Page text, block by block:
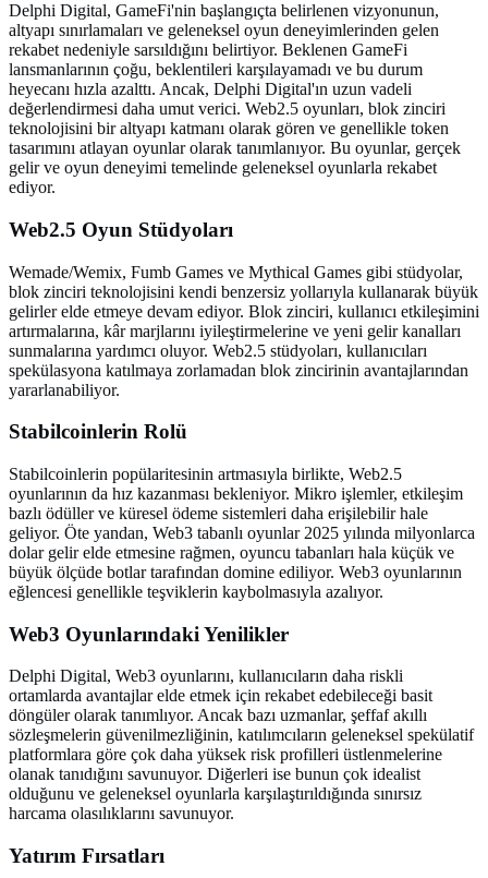
Delphi Digital, GameFi'nin başlangıçta belirlenen vizyonunun,
altyapı sınırlamaları ve geleneksel oyun deneyimlerinden gelen
rekabet nedeniyle sarsıldığını belirtiyor. Beklenen GameFi
lansmanlarının çoğu, beklentileri karşılayamadı ve bu durum
heyecanı hızla azalttı. Ancak, Delphi Digital'ın uzun vadeli
değerlendirmesi daha umut verici. Web2.5 oyunları, blok zinciri
teknolojisini bir altyapı katmanı olarak gören ve genellikle token
tasarımını atlayan oyunlar olarak tanımlanıyor. Bu oyunlar, gerçek
gelir ve oyun deneyimi temelinde geleneksel oyunlarla rekabet
ediyor.
Web2.5 Oyun Stüdyoları
Wemade/Wemix, Fumb Games ve Mythical Games gibi stüdyolar,
blok zinciri teknolojisini kendi benzersiz yollarıyla kullanarak büyük
gelirler elde etmeye devam ediyor. Blok zinciri, kullanıcı etkileşimini
artırmalarına, kâr marjlarını iyileştirmelerine ve yeni gelir kanalları
sunmalarına yardımcı oluyor. Web2.5 stüdyoları, kullanıcıları
spekülasyona katılmaya zorlamadan blok zincirinin avantajlarından
yararlanabiliyor.
Stabilcoinlerin Rolü
Stabilcoinlerin popülaritesinin artmasıyla birlikte, Web2.5
oyunlarının da hız kazanması bekleniyor. Mikro işlemler, etkileşim
bazlı ödüller ve küresel ödeme sistemleri daha erişilebilir hale
geliyor. Öte yandan, Web3 tabanlı oyunlar 2025 yılında milyonlarca
dolar gelir elde etmesine rağmen, oyuncu tabanları hala küçük ve
büyük ölçüde botlar tarafından domine ediliyor. Web3 oyunlarının
eğlencesi genellikle teşviklerin kaybolmasıyla azalıyor.
Web3 Oyunlarındaki Yenilikler
Delphi Digital, Web3 oyunlarını, kullanıcıların daha riskli
ortamlarda avantajlar elde etmek için rekabet edebileceği basit
döngüler olarak tanımlıyor. Ancak bazı uzmanlar, şeffaf akıllı
sözleşmelerin güvenilmezliğinin, katılımcıların geleneksel spekülatif
platformlara göre çok daha yüksek risk profilleri üstlenmelerine
olanak tanıdığını savunuyor. Diğerleri ise bunun çok idealist
olduğunu ve geleneksel oyunlarla karşılaştırıldığında sınırsız
harcama olasılıklarını savunuyor.
Yatırım Fırsatları